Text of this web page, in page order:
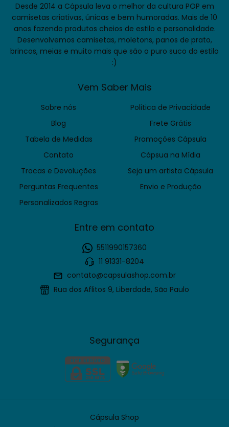
Desde 2014 a Cápsula leva o melhor da cultura POP em
camisetas criativas, únicas e bem humoradas. Mais de 10
anos fazendo produtos cheios de estilo e personalidade.
Desenvolvemos camisetas, moletons, panos de prato,
brincos, meias e muito mais que são o puro suco do estilo
:)
Vem Saber Mais
Sobre nós
Blog
Tabela de Medidas
Contato
Trocas e Devoluções
Perguntas Frequentes
Personalizados Regras
Politica de Privacidade
Frete Grátis
Promoções Cápsula
Cápsua na Mídia
Seja um artista Cápsula
Envio e Produção
Entre em contato
5511990157360
11 91331-8204
contato@capsulashop.com.br
Rua dos Aflitos 9, Liberdade, São Paulo
Segurança
Cápsula Shop